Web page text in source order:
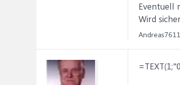
Eventuell
Wird